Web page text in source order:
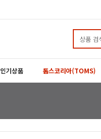
인기상품 톰스코리아(TOMS)